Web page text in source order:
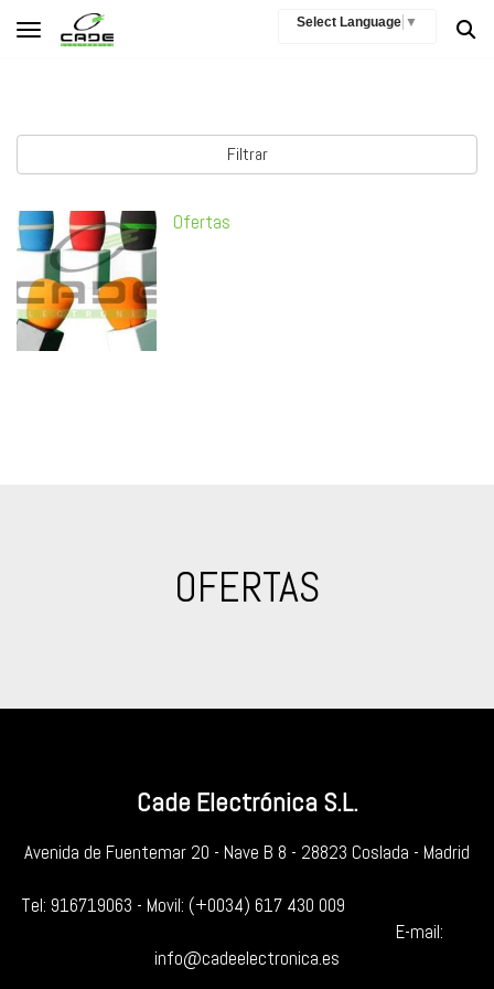
Select Language ▼
Toggle navigation
Filtrar
Ofertas
OFERTAS
Cade Electrónica S.L.
Avenida de Fuentemar 20 - Nave B 8 - 28823 Coslada - Madrid
Tel: 916719063 - Movil: (+0034) 617 430 009
E-mail:
info@cadeelectronica.es